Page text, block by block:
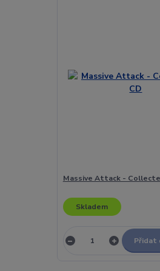
Massive Attack -
Skladem
Přidat